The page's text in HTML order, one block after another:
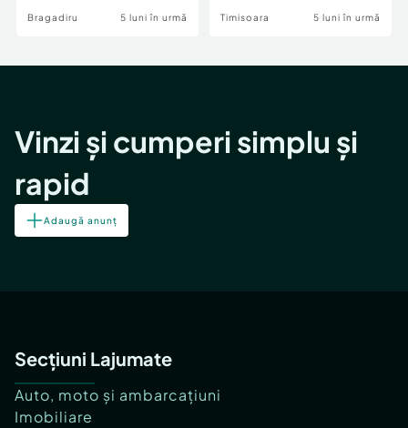
Bragadiru 5 luni în urmă Timisoara 5 luni în urmă
Vinzi și cumperi simplu și
rapid
Adaugă anunț
Secțiuni Lajumate
Auto, moto și ambarcațiuni
Imobiliare